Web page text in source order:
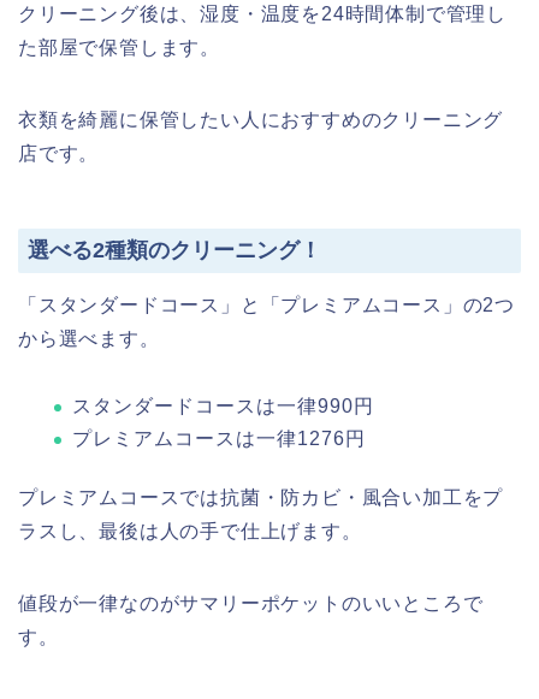
クリーニング後は、湿度・温度を24時間体制で管理し
た部屋で保管します。
衣類を綺麗に保管したい人におすすめのクリーニング
店です。
選べる2種類のクリーニング！
「スタンダードコース」と「プレミアムコース」の2つ
から選べます。
スタンダードコースは一律990円
プレミアムコースは一律1276円
プレミアムコースでは抗菌・防カビ・風合い加工をプ
ラスし、最後は人の手で仕上げます。
値段が一律なのがサマリーポケットのいいところで
す。